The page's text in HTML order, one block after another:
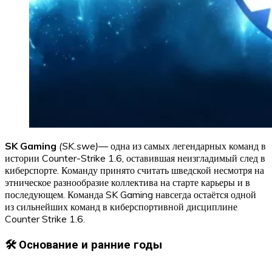
SK Gaming (SK.swe)— одна из самых легендарных команд в
истории Counter-Strike 1.6, оставившая неизгладимый след в
киберспорте. Команду принято считать шведской несмотря на
этническое разнообразие коллектива на старте карьеры и в
последующем. Команда SK Gaming навсегда остаётся одной
из сильнейших команд в киберспортивной дисциплине
Counter Strike 1.6.
🛠 Основание и ранние годы